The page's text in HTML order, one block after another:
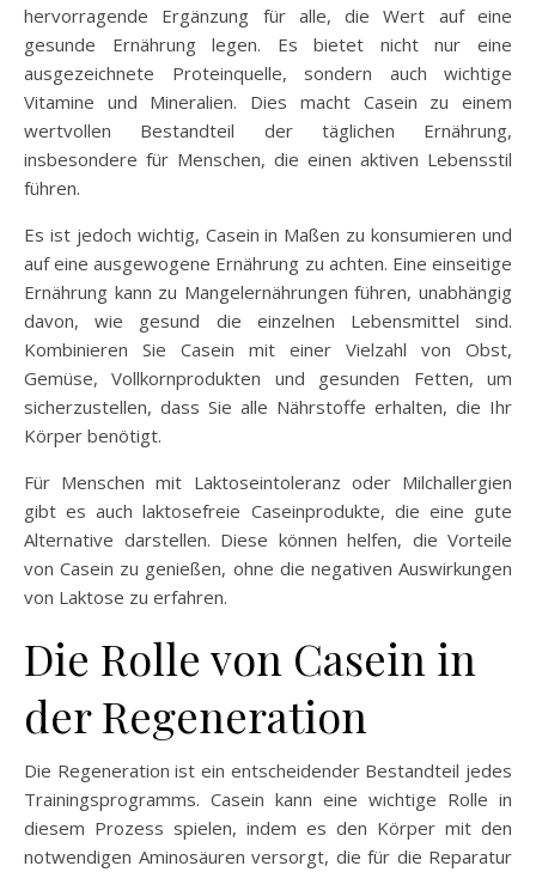
hervorragende Ergänzung für alle, die Wert auf eine
gesunde Ernährung legen. Es bietet nicht nur eine
ausgezeichnete Proteinquelle, sondern auch wichtige
Vitamine und Mineralien. Dies macht Casein zu einem
wertvollen Bestandteil der täglichen Ernährung,
insbesondere für Menschen, die einen aktiven Lebensstil
führen.
Es ist jedoch wichtig, Casein in Maßen zu konsumieren und
auf eine ausgewogene Ernährung zu achten. Eine einseitige
Ernährung kann zu Mangelernährungen führen, unabhängig
davon, wie gesund die einzelnen Lebensmittel sind.
Kombinieren Sie Casein mit einer Vielzahl von Obst,
Gemüse, Vollkornprodukten und gesunden Fetten, um
sicherzustellen, dass Sie alle Nährstoffe erhalten, die Ihr
Körper benötigt.
Für Menschen mit Laktoseintoleranz oder Milchallergien
gibt es auch laktosefreie Caseinprodukte, die eine gute
Alternative darstellen. Diese können helfen, die Vorteile
von Casein zu genießen, ohne die negativen Auswirkungen
von Laktose zu erfahren.
Die Rolle von Casein in
der Regeneration
Die Regeneration ist ein entscheidender Bestandteil jedes
Trainingsprogramms. Casein kann eine wichtige Rolle in
diesem Prozess spielen, indem es den Körper mit den
notwendigen Aminosäuren versorgt, die für die Reparatur